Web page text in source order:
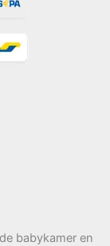
babykamer en